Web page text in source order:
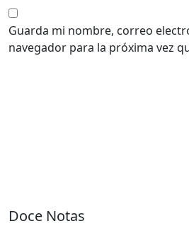
Guarda mi nombre, correo
navegador para la próxima vez
Doce Notas